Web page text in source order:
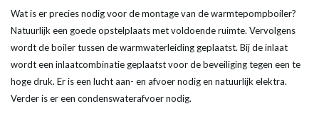
Wat is er precies nodig voor de montage van dewarmtepompboiler?
Natuurlijk een goede opstelplaats met voldoende ruimte. Vervolgens
wordt deboilertussen de warmwaterleiding geplaatst. Bij de inlaat
wordt een inlaatcombinatie geplaatst voor de beveiliging tegen een te
hoge druk. Er is een luchtaan- en afvoer nodig en natuurlijk elektra.
Verder is er een condenswaterafvoer nodig.